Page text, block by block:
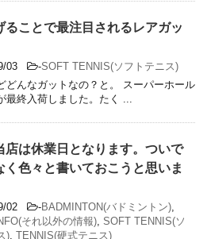
ることで最注目されるレアガッ
03 -SOFT TENNIS(ソフトテニス)
どんなガットなの？と。 スーパーホール
最終入荷しました。たく ...
店は休業日となります。ついで
く色々と書いておこうと思いま
02 -BADMINTON(バドミントン),
それ以外の情報), SOFT TENNIS(ソ
), TENNIS(硬式テニス)